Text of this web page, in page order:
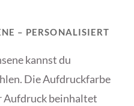
– PERSONALISIERT
kannst du
Die Aufdruckfarbe
Aufdruck beinhaltet